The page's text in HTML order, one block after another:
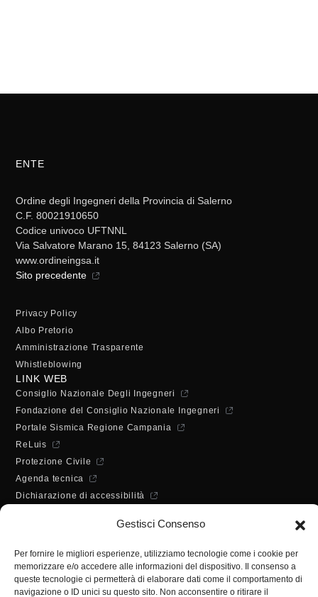
Gestisci Consenso
Per fornire le migliori esperienze, utilizziamo tecnologie come i cookie per
memorizzare e/o accedere alle informazioni del dispositivo. Il consenso a
queste tecnologie ci permetterà di elaborare dati come il comportamento di
navigazione o ID unici su questo sito. Non acconsentire o ritirare il
ENTE
Ordine degli Ingegneri della Provincia di Salerno
C.F. 80021910650
Codice univoco UFTNNL
Via Salvatore Marano 15, 84123 Salerno (SA)
www.ordineingsa.it
Sito precedente
Privacy Policy
Albo Pretorio
Amministrazione Trasparente
Whistleblowing
LINK WEB
Consiglio Nazionale Degli Ingegneri
Fondazione del Consiglio Nazionale Ingegneri
Portale Sismica Regione Campania
ReLuis
Protezione Civile
Agenda tecnica
Dichiarazione di accessibilità
Lunedì - Mercoledì - Venerdì:
Martedì - Giovedì:
10:00 - 12:00 / 14:30 - 16:30
SEGRETERIA